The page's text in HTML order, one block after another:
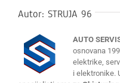
Autor: STRUJA 96
AUTO
osnovana
elektrike,
i elektronike.